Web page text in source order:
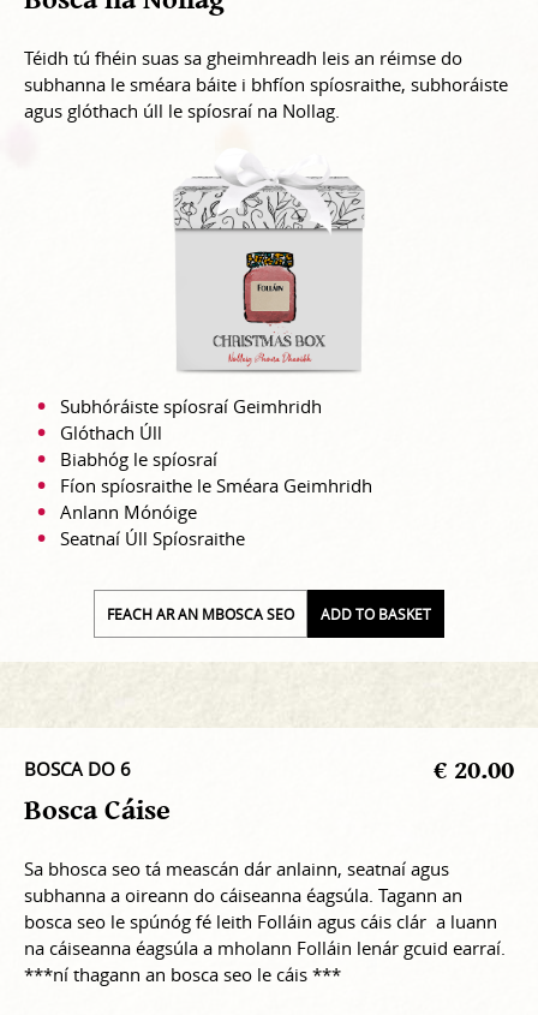
Téidh tú fhéin suas sa gheimhreadh leis an réimse do
subhanna le sméara báite i bhfíon spíosraithe, subhoráiste
agus glóthach úll le spíosraí na Nollag.
Subhóráiste spíosraí Geimhridh
Glóthach Úll
Biabhóg le spíosraí
Fíon spíosraithe le Sméara Geimhridh
Anlann Mónóige
Seatnaí Úll Spíosraithe
FEACH AR AN MBOSCA SEO ADD TO BASKET
BOSCA DO 6 € 20.00
Bosca Cáise
Sa bhosca seo tá meascán dár anlainn, seatnaí agus
subhanna a oireann do cáiseanna éagsúla. Tagann an
bosca seo le spúnóg fé leith Folláin agus cáis clár a luann
na cáiseanna éagsúla a mholann Folláin lenár gcuid earraí.
***ní thagann an bosca seo le cáis ***